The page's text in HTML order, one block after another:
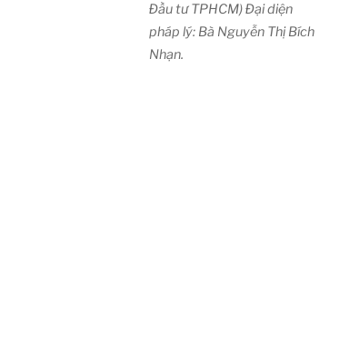
Đầu tư TPHCM) Đại diện
pháp lý: Bà Nguyễn Thị Bích
Nhạn.